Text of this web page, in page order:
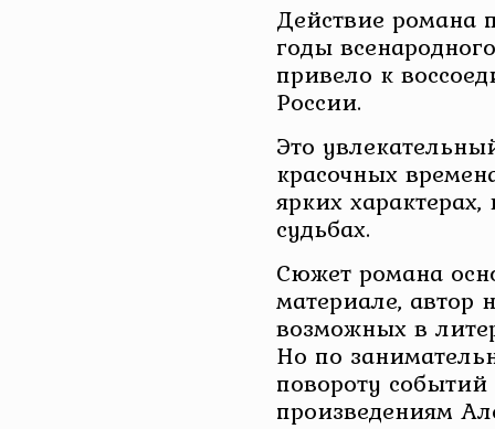
Действие романа
годы
привело к
России.
Это
красочных
ярких
судьбах.
Сюжет романа
материале, автор
возможных в
Но по
повороту
произведениям